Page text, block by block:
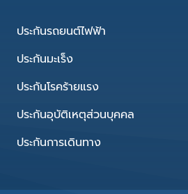
ประกันรถยนต์ไฟฟ้า
ประกันมะเร็ง
ประกันโรคร้ายแรง
ประกันอุบัติเหตุส่วนบุคคล
ประกันการเดินทาง